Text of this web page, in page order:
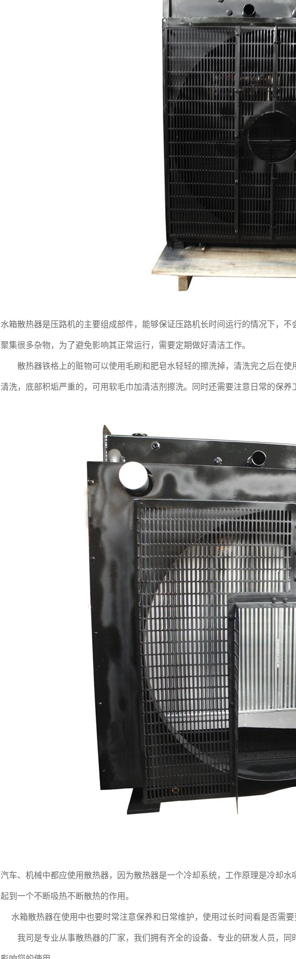
水箱散热器是压路机的主要组成部件，能够保证压路机长时间运行的情况下，
聚集很多杂物，为了避免影响其正常运行，需要定期做好清洁工作。
散热器铁格上的赃物可以使用毛刷和肥皂水轻轻的擦洗掉，清洗完之后在使
清洗，底部积垢严重的，可用软毛巾加清洁剂擦洗。同时还需要注意日常的保养
汽车、机械中都应使用散热器，因为散热器是一个冷却系统，工作原理是冷却
起到一个不断吸热不断散热的作用。
水箱散热器在使用中也要时常注意保养和日常维护，使用过长时间看是否需要
我司是专业从事散热器的厂家，我们拥有齐全的设备、专业的研发人员，同